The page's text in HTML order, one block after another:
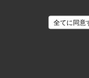
全てに同意
, helpful and